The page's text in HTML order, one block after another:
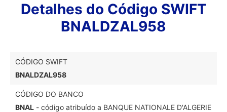
Detalhes do Código SWIFT
BNALDZAL958
CÓDIGO SWIFT
BNALDZAL958
CÓDIGO DO BANCO
BNAL - código atribuído a BANQUE NATIONALE D'ALGERIE